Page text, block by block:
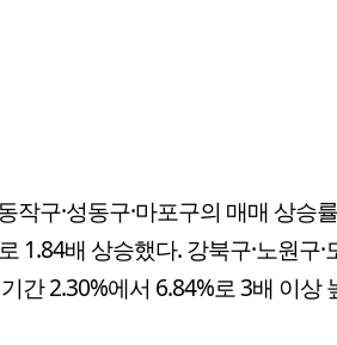
작구·성동구·마포구의 매매 상승
1.84배 상승했다. 강북구·노원구
간 2.30%에서 6.84%로 3배 이상